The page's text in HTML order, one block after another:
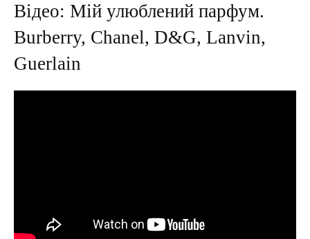
Відео: Мій улюблений парфум.
Burberry, Chanel, D&G, Lanvin,
Guerlain